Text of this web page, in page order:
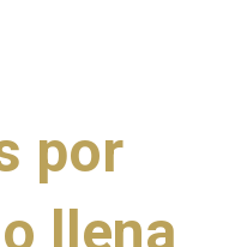
por
o llena